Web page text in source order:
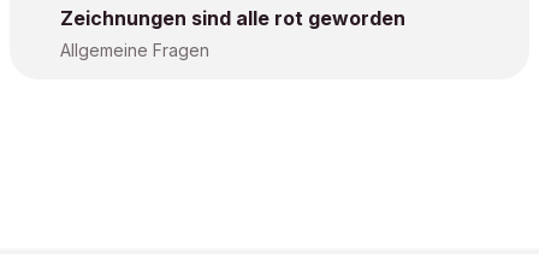
Zeichnungen sind alle rot geworden
Allgemeine Fragen